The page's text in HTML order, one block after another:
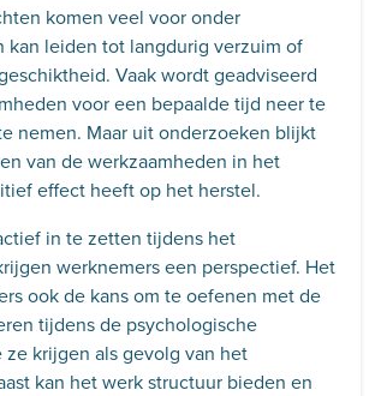
komen veel voor onder
kan leiden tot langdurig verzuim of
Vaak wordt geadviseerd
voor een bepaalde tijd neer te
nemen. Maar uit onderzoeken blijkt
van de werkzaamheden in het
effect heeft op het herstel.
in te zetten tijdens het
werknemers een perspectief. Het
ook de kans om te oefenen met de
tijdens de psychologische
krijgen als gevolg van het
kan het werk structuur bieden en